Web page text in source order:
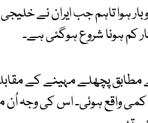
کاروبار ہوا تاہم جب ایران
کم ہونا شروع ہوگئی ہے۔
مطابق پچھلے مہینے کے
میں تقریباً 30 فیصد کمی واقع ہوئی۔